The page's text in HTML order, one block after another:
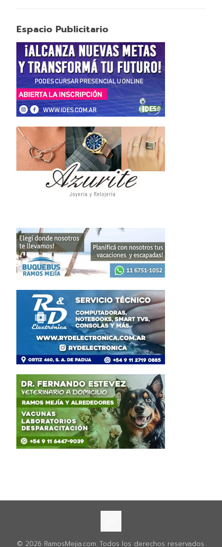
Espacio Publicitario
© 2026 RamosMejia.com. Todos los derechos reservados.